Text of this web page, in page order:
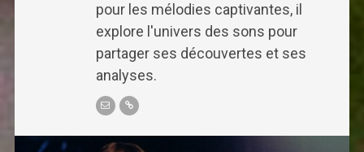
pour les mélodies captivantes, il
explore l'univers des sons pour
partager ses découvertes et ses
analyses.
Post